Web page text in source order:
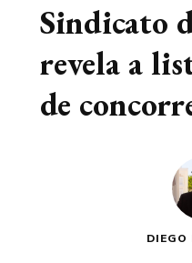
Sindicato
revela a
de
DIEGO